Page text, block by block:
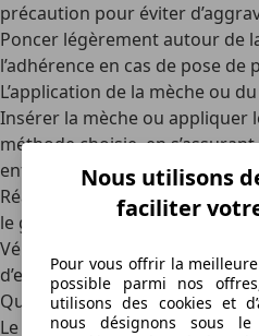
Nous utilisons
faciliter
Pour vous offrir la
possible parmi nos
utilisons des cookies et
nous désignons sous
précaution pour éviter
Poncer légèrementautour de
l’adhérence en cas de pose de
L’application de la mèche ou
Insérer la mèche ou appliquer
méthode choisie, en
entièrement la zone de
Réajuster le pneu
une fois
le gonflant à la pression
Vérifier l’absence de fuites
d’eau savonneuse pour
Quel kit de réparation de pneu
Le kit de réparation de pneu